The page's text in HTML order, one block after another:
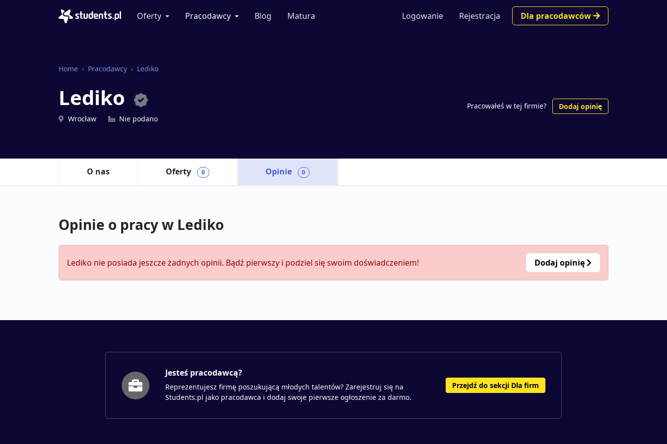
Oferty Pracodawcy Blog Matura Logowanie Rejestracja Dla pracodawców
Home Pracodawcy Lediko
Lediko
Wrocław Nie podano
Pracowałeś w tej firmie? Dodaj opinię
O nas Oferty 0 Opinie 0
Opinie o pracy w Lediko
Lediko nie posiada jeszcze żadnych opinii. Bądź pierwszy i podziel się swoim doświadczeniem! Dodaj opinię
Jesteś pracodawcą?
Reprezentujesz firmę poszukującą młodych talentów? Zarejestruj się na
Students.pl jako pracodawca i dodaj swoje pierwsze ogłoszenie za darmo.
Przejdź do sekcji Dla firm